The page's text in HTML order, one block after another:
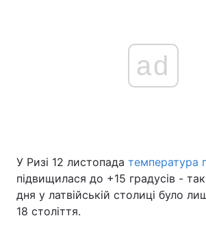
ad
У Ризі 12 листопада температура
підвищилася до +15 градусів -
дня у латвійській столиці було
18 століття.